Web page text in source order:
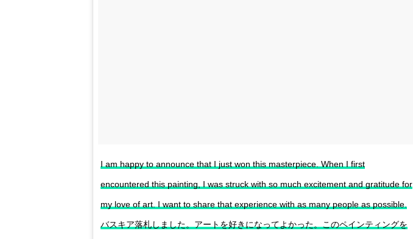
I am happy to announce that I just won this masterpiece. When I first
encountered this painting, I was struck with so much excitement and gratitude for
my love of art. I want to share that experience with as many people as possible.
バスキア落札しました。アートを好きになってよかった。このペインティングを